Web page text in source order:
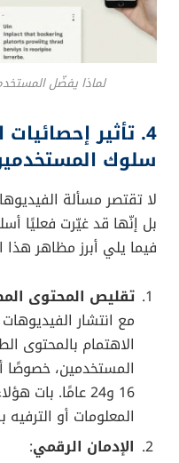
الانتباه المنخفض
أصبح لدى الكثير من
الانتباه الرقمي”
التي تمر عليهم
في الاستيعاب.
التسلية السريعة:
تتيح المنصات مثل
ترفيهي سريع
البصرية. وهذا النوع
التي تسير بوتيرة
جهد أو وقت طويل